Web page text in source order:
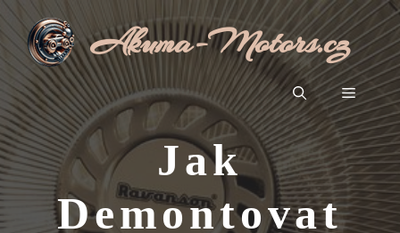
Přeskočit
na
obsah
Akuma-Motors.cz
Menu
Jak
Demontovat